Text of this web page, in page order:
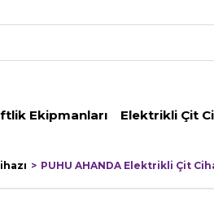
Ekipmanları Elektrikli Çit
PUHU AHANDA Elektrikli Çit